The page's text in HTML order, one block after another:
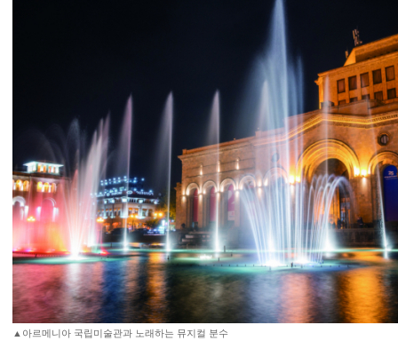
▲아르메니아 국립미술관과 노래하는 뮤지컬 분수